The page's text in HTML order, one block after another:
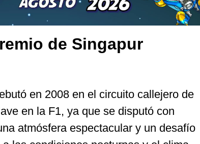
de Singapur
en 2008 en el circuito callejero de
en la F1, ya que se disputó con
atmósfera espectacular y un desafío